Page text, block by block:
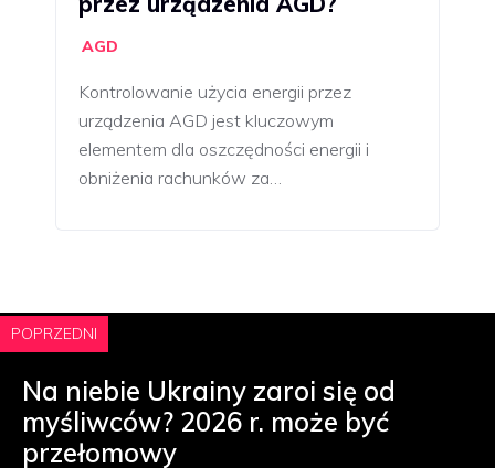
AGD
Kontrolowanie użycia energii przez
urządzenia AGD jest kluczowym
elementem dla oszczędności energii i
obniżenia rachunków za…
POPRZEDNI
Na niebie Ukrainy zaroi się od
myśliwców? 2026 r. może być
przełomowy